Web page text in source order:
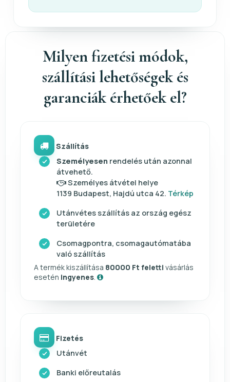
Milyen fizetési módok,
szállítási lehetőségek és
garanciák érhetőek el?
Szállítás
Személyesen rendelés után azonnal
átvehető.
Személyes átvétel helye
1139 Budapest, Hajdú utca 42. Térkép
Utánvétes szállítás az ország egész
területére
Csomagpontra, csomagautómatába
való szállítás
A termék kiszállítása 80000 Ft feletti vásárlás
esetén ingyenes.
Fizetés
Utánvét
Banki előreutalás